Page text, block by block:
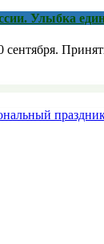
Улыбка